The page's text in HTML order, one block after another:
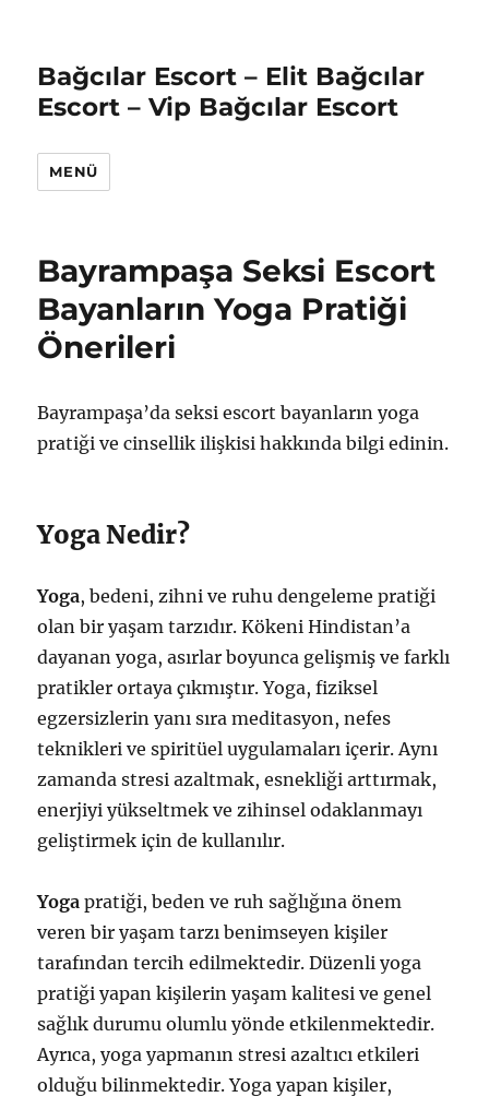
Bağcılar Escort – Elit Bağcılar
Escort – Vip Bağcılar Escort
MENÜ
Bayrampaşa Seksi Escort
Bayanların Yoga Pratiği
Önerileri
Bayrampaşa’da seksi escort bayanların yoga
pratiği ve cinsellik ilişkisi hakkında bilgi edinin.
Yoga Nedir?
Yoga, bedeni, zihni ve ruhu dengeleme pratiği
olan bir yaşam tarzıdır. Kökeni Hindistan’a
dayanan yoga, asırlar boyunca gelişmiş ve farklı
pratikler ortaya çıkmıştır. Yoga, fiziksel
egzersizlerin yanı sıra meditasyon, nefes
teknikleri ve spiritüel uygulamaları içerir. Aynı
zamanda stresi azaltmak, esnekliği arttırmak,
enerjiyi yükseltmek ve zihinsel odaklanmayı
geliştirmek için de kullanılır.
Yoga pratiği, beden ve ruh sağlığına önem
veren bir yaşam tarzı benimseyen kişiler
tarafından tercih edilmektedir. Düzenli yoga
pratiği yapan kişilerin yaşam kalitesi ve genel
sağlık durumu olumlu yönde etkilenmektedir.
Ayrıca, yoga yapmanın stresi azaltıcı etkileri
olduğu bilinmektedir. Yoga yapan kişiler,